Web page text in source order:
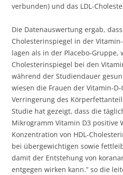
verbunden) und das LDL-
Die Datenauswertung ergab,
Cholesterinspiegel in der
lagen als in der Placebo-Gruppe,
Cholesterinspiegel bei den
während der Studiendauer
wiesen die Frauen der Vitamin-
Verringerung des
Studie hat gezeigt, dass die
Mikrogramm Vitamin D3 positive
Konzentration von HDL-
bei übergewichtigen sowie
damit der Entstehung von
entgegen wirken kann.” so die